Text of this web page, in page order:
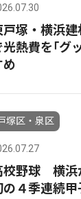
戸塚・横浜
光熱費を｢グ
め
塚区・泉区
校野球 横
の４季連続甲